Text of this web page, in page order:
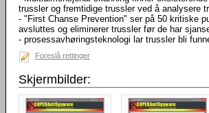
trussler og fremtidige trussler ved å analysere
- "First Chanse Prevention" ser på 50 kritiske
avsluttes og eliminerer trussler før de har
- prosessavhøringsteknologi lar trussler bli
Foreslå rettinger
Skjermbilder: